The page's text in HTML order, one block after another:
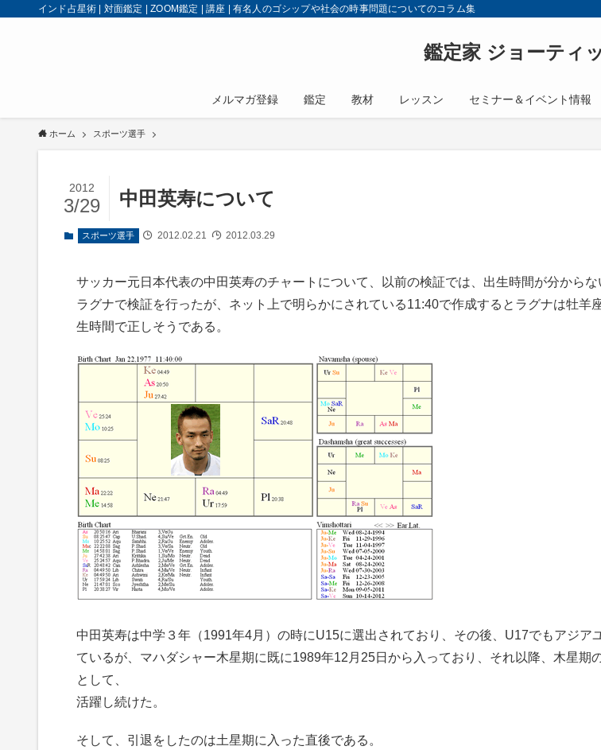
インド占星術 | 対面鑑定 | ZOOM鑑定 | 講座 | 有名人のゴシップや社会の時事問題についてのコラム集
鑑定家 ジョーティ
メルマガ登録 鑑定 教材 レッスン セミナー＆イベント情報
ホーム スポーツ選手
中田英寿について
2012
3/29
スポーツ選手 2012.02.21 2012.03.29
サッカー元日本代表の中田英寿のチャートについて、以前の検証では、出生時間が分から
ラグナで検証を行ったが、ネット上で明らかにされている11:40で作成するとラグナは牡羊
生時間で正しそうである。
中田英寿は中学３年（1991年4月）の時にU15に選出されており、その後、U17でもアジア
ているが、マハダシャー木星期に既に1989年12月25日から入っており、それ以降、木星期
として、
活躍し続けた。
そして、引退をしたのは土星期に入った直後である。